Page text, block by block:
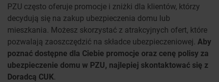
PZU często oferuje promocje i zniżki dla klientów, którzy
decydują się na zakup ubezpieczenia domu lub
mieszkania. Możesz skorzystać z atrakcyjnych ofert, które
pozwalają zaoszczędzić na składce ubezpieczeniowej. Aby
poznać dostępne dla Ciebie promocje oraz cenę polisy za
ubezpieczenie domu w PZU, najlepiej skontaktować się z
Doradcą CUK